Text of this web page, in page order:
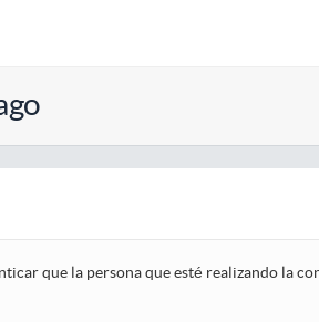
que la persona que esté realizando la